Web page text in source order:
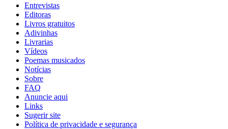
Entrevistas
Editoras
Livros gratuitos
Adivinhas
Livrarias
Vídeos
Poemas musicados
Notícias
Sobre
FAQ
Anuncie aqui
Links
Sugerir site
Política de privacidade e segurança